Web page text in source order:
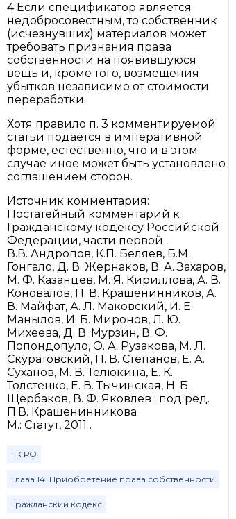
4 Если спецификатор является
недобросовестным, то собственник
(исчезнувших) материалов может
требовать признания права
собственности на появившуюся
вещь и, кроме того, возмещения
убытков независимо от стоимости
переработки.
Хотя правило п. 3 комментируемой
статьи подается в императивной
форме, естественно, что и в этом
случае иное может быть установлено
соглашением сторон.
Источник комментария:
Постатейный комментарий к
Гражданскому кодексу Российской
Федерации, части первой .
В.В. Андропов, К.П. Беляев, Б.М.
Гонгало, Д. В. Жернаков, В. А. Захаров,
М. Ф. Казанцев, М. Я. Кириллова, А. В.
Коновалов, П. В. Крашенинников, А.
В. Майфат, А. Л. Маковский, И. Е.
Манылов, И. Б. Миронов, Л. Ю.
Михеева, Д. В. Мурзин, В. Ф.
Попондопуло, О. А. Рузакова, М. Л.
Скуратовский, П. В. Степанов, Е. А.
Суханов, М. В. Телюкина, Е. К.
Толстенко, Е. В. Тычинская, Н. Б.
Щербаков, В. Ф. Яковлев ; под ред.
П.В. Крашенинникова
М.: Статут, 2011 .
ГК РФ
Глава 14. Приобретение права собственности
Гражданский кодекс